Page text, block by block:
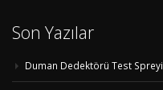
Son Yazılar
Duman Dedektörü Test Spreyi